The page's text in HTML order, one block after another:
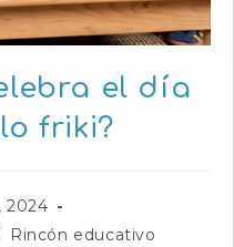
el día
friki?
2024
Rincón educativo